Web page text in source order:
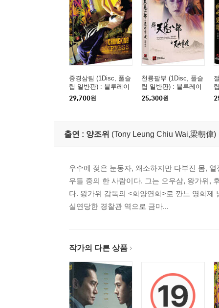
중경삼림 (1Disc, 풀슬
립 일반판) : 블루레이
29,700원
천룡팔부 (1Disc, 풀슬
립 일반판) : 블루레이
25,300원
출연 : 양조위 (Tony Leung Chiu Wai,梁朝偉)
우수에 젖은 눈동자, 왜소하지만 다부진 몸,
우들 중의 한 사람이다. 그는 오우삼, 왕가위,
다. 왕가위 감독의 <화양연화>로 깐느 영화
실연당한 경찰관 역으로 금마...
작가의 다른 상품